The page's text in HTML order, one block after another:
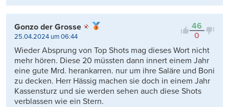
46
0
Gonzo der Grosse
25.04.2024 um 06:44
Wieder Absprung von Top Shots mag dieses Wort nicht
mehr hören. Diese 20 müssten dann innert einem Jahr
eine gute Mrd. herankarren. nur um ihre Saläre und Boni
zu decken. Herr Hässig machen sie doch in einem Jahr
Kassensturz und sie werden sehen auch diese Shots
verblassen wie ein Stern.